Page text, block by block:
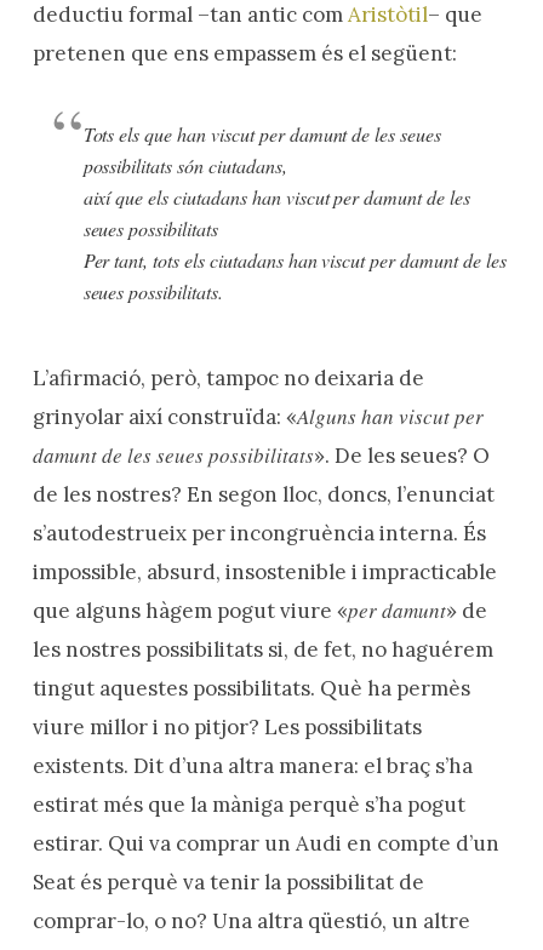
deductiu formal –tan antic comAristòtil– que
pretenen que ens empassem és el següent:
Tots els que han viscut per damunt de les seues
possibilitats són ciutadans,
així que els ciutadans han viscut per damunt de les
seues possibilitats
Per tant, tots els ciutadans han viscut per damunt de les
seues possibilitats.
L’afirmació, però, tampoc no deixaria de
grinyolar així construïda: «Alguns han viscut per
damunt de les seues possibilitats». De les seues? O
de les nostres? En segon lloc, doncs, l’enunciat
s’autodestrueix per incongruència interna. És
impossible, absurd, insostenible i impracticable
que alguns hàgem pogut viure «per damunt» de
les nostres possibilitats si, de fet, no haguérem
tingut aquestes possibilitats. Què ha permès
viure millor i no pitjor? Les possibilitats
existents. Dit d’una altra manera: el braç s’ha
estirat més que la màniga perquè s’ha pogut
estirar. Qui va comprar un Audi en compte d’un
Seat és perquè va tenir la possibilitat de
comprar-lo, o no? Una altra qüestió, un altre